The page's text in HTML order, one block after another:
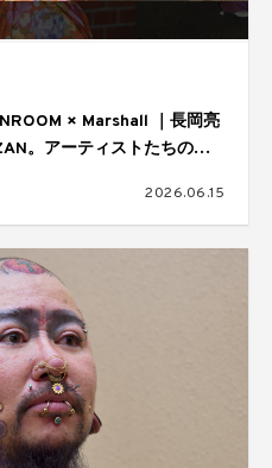
× Marshall ｜長岡亮
。アーティストたちの音
2026.06.15